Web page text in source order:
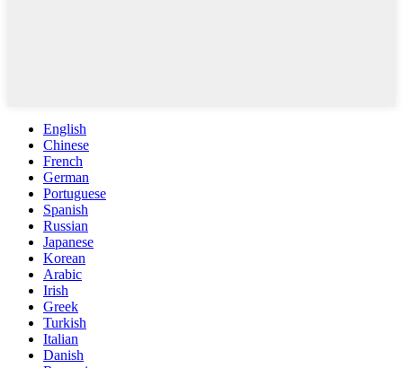
English
Chinese
French
German
Portuguese
Spanish
Russian
Japanese
Korean
Arabic
Irish
Greek
Turkish
Italian
Danish